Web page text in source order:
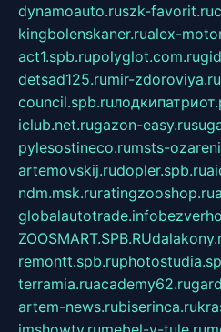
dynamoauto.ruszk-favorit.ru
kingbolenskaner.rualex-
act1.spb.rupolyglot.com.ru
detsad125.rumir-zdoroviya.ru
council.spb.ru
iclub.net.rugazon-easy.ru
pylesostineco.rumsts-
artemovskij.rudopler.spb.ru
ndm.msk.ruratingzooshop.ru
globalautotrade.info
ZOOSMART.SPB.RU
remontt.spb.ru
terramia.ruacademy62.ru
artem-news.rubiserinca.ru